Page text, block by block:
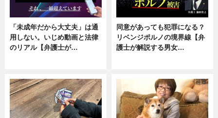
「未成年だから大丈夫」は通
用しない。いじめ動画と法律
のリアル【弁護士が…
同意があっても犯罪になる？
リベンジポルノの境界線【弁
護士が解説する男女…